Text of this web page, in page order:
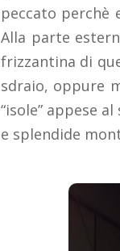
peccato
Alla parte
frizzantina di
sdraio, oppure
“isole” appese
e splendide